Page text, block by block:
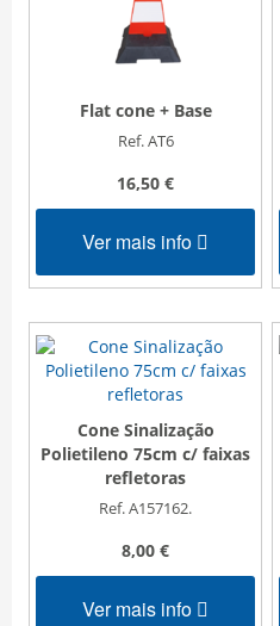
Flat cone + Base
Ref. AT6
16,50 €
Ver mais info
Cone Sinalização
Polietileno 75cm c/ faixas
refletoras
Ref. A157162.
8,00 €
Ver mais info